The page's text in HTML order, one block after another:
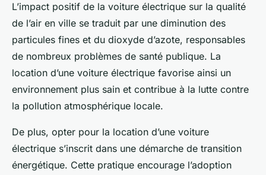
L’impact positif de la voiture électrique sur la qualité
de l’air en ville se traduit par une diminution des
particules fines et du dioxyde d’azote, responsables
de nombreux problèmes de santé publique. La
location d’une voiture électrique favorise ainsi un
environnement plus sain et contribue à la lutte contre
la pollution atmosphérique locale.
De plus, opter pour la location d’une voiture
électrique s’inscrit dans une démarche de transition
énergétique. Cette pratique encourage l’adoption